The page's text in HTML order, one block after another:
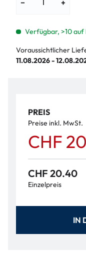
− +
Verfügbar, >10 auf
Voraussichtlicher
11.08.2026 -
PREIS
Preise inkl. MwSt.
CHF
CHF 20.40
Einzelpreis
IN